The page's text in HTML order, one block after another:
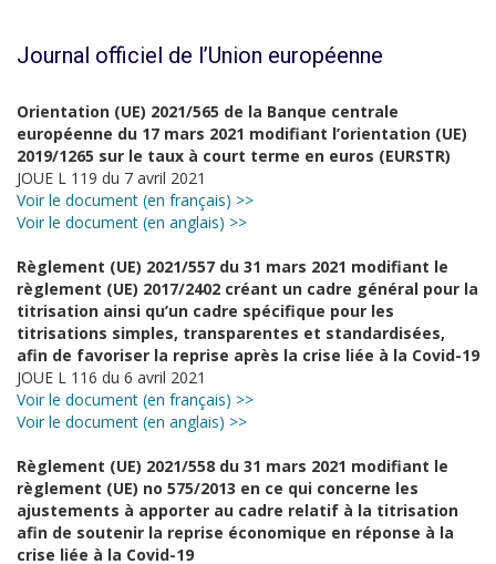
Journal officiel de l’Union européenne
Orientation (UE) 2021/565 de la Banque centrale
européenne du 17 mars 2021 modifiant l’orientation (UE)
2019/1265 sur le taux à court terme en euros (EURSTR)
JOUE L 119 du 7 avril 2021
Voir le document (en français) >>
Voir le document (en anglais) >>
Règlement (UE) 2021/557 du 31 mars 2021 modifiant le
règlement (UE) 2017/2402 créant un cadre général pour la
titrisation ainsi qu’un cadre spécifique pour les
titrisations simples, transparentes et standardisées,
afin de favoriser la reprise après la crise liée à la Covid-19
JOUE L 116 du 6 avril 2021
Voir le document (en français) >>
Voir le document (en anglais) >>
Règlement (UE) 2021/558 du 31 mars 2021 modifiant le
règlement (UE) no 575/2013 en ce qui concerne les
ajustements à apporter au cadre relatif à la titrisation
afin de soutenir la reprise économique en réponse à la
crise liée à la Covid-19